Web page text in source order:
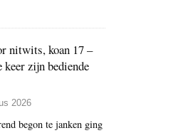
nitwits, koan 17 –
zijn bediende
2026
begon te janken ging